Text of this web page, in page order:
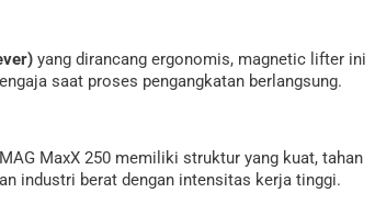
yang dirancang ergonomis, magnetic lifter ini
saat proses pengangkatan berlangsung.
MaxX 250 memiliki struktur yang kuat, tahan
industri berat dengan intensitas kerja tinggi.